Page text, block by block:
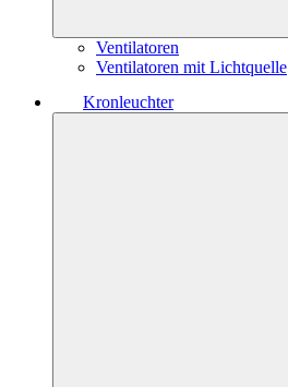
Ventilatoren
Ventilatoren mit Lichtquelle
Kronleuchter